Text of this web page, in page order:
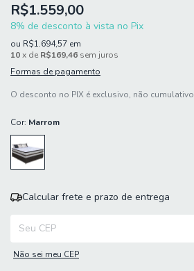
R$1.559,00
8% de desconto à vista no Pix
ou R$1.694,57 em
10x de R$169,46 sem juros
Formas de pagamento
O desconto no PIX é exclusivo, não
Cor: Marrom
Calcular frete e prazo de entrega
Não sei meu CEP